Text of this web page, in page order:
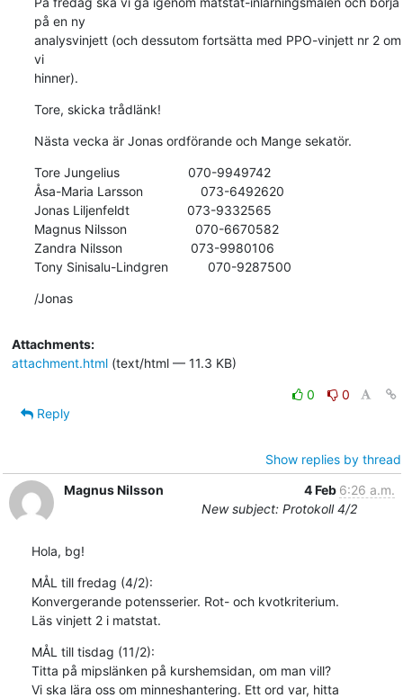
på en ny
analysvinjett (och dessutom fortsätta med PPO-vinjett nr 2 om
vi
hinner).
Tore, skicka trådlänk!
Nästa vecka är Jonas ordförande och Mange sekatör.
Tore Jungelius                   070-9949742
Åsa-Maria Larsson                073-6492620
Jonas Liljenfeldt                073-9332565
Magnus Nilsson                   070-6670582
Zandra Nilsson                   073-9980106
Tony Sinisalu-Lindgren           070-9287500
/Jonas
Attachments:
attachment.html(text/html — 11.3 KB)
0
0
Reply
Show replies by thread
Magnus Nilsson
4 Feb 6:26 a.m.
New subject: Protokoll 4/2
Hola, bg!
MÅL till fredag (4/2):
Konvergerande potensserier. Rot- och kvotkriterium.
Läs vinjett 2 i matstat.
MÅL till tisdag (11/2):
Titta på mipslänken på kurshemsidan, om man vill?
Vi ska lära oss om minneshantering. Ett ord var, hitta